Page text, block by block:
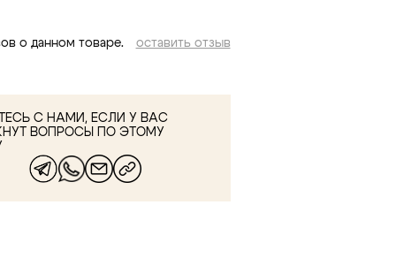
о данном товаре. оставить отзыв
С НАМИ, ЕСЛИ У ВАС
ВОПРОСЫ ПО ЭТОМУ